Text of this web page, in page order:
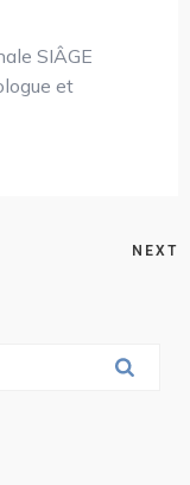
SIÂGE
et
NEXT